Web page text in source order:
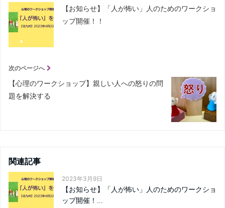
【お知らせ】「人が怖い」人のためのワークショ
ップ開催！！
次のページへ
【心理のワークショップ】親しい人への怒りの問
題を解決する
関連記事
2023年3月9日
【お知らせ】「人が怖い」人のためのワークショ
ップ開催！...